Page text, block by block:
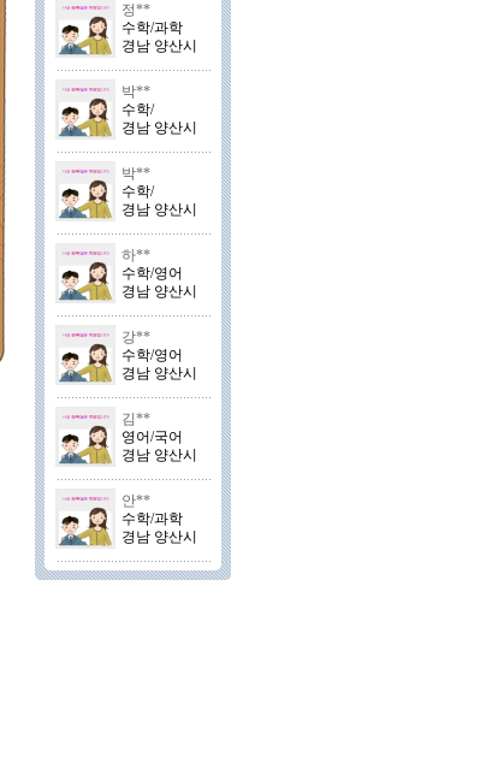
정**
수학/과학
경남 양산시
박**
수학/
경남 양산시
박**
수학/
경남 양산시
하**
수학/영어
경남 양산시
강**
수학/영어
경남 양산시
김**
영어/국어
경남 양산시
안**
수학/과학
경남 양산시